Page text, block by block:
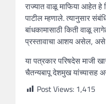
राज्यात वाळू माफिया आहेत
पाटील म्हणाले. त्यानुसार
बांधकामासाठी किती वाळू
प्रस्तावाचा आशय असेल, असे
या पत्रकार परिषदेस माजी
चैतन्यबापू देशमुख यांच्यासह
Post Views: 1,415